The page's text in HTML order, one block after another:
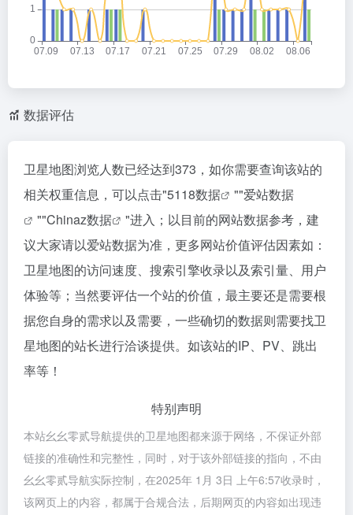
数据评估
卫星地图浏览人数已经达到373，如你需要查询该站的
相关权重信息，可以点击"5118数据 ""爱站数据
""Chinaz数据
"进入；以目前的网站数据参考，建
议大家请以爱站数据为准，更多网站价值评估因素如：
卫星地图的访问速度、搜索引擎收录以及索引量、用户
体验等；当然要评估一个站的价值，最主要还是需要根
据您自身的需求以及需要，一些确切的数据则需要找卫
星地图的站长进行洽谈提供。如该站的IP、PV、跳出
率等！
特别声明
本站幺幺零贰导航提供的卫星地图都来源于网络，不保证外部
链接的准确性和完整性，同时，对于该外部链接的指向，不由
幺幺零贰导航实际控制，在2025年 1月 3日 上午6:57收录时，
该网页上的内容，都属于合规合法，后期网页的内容如出现违